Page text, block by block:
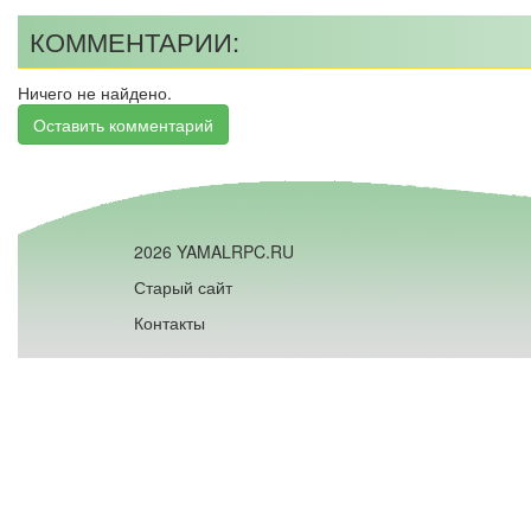
КОММЕНТАРИИ:
Ничего не найдено.
Оставить комментарий
2026 YAMALRPC.RU
Старый сайт
Контакты